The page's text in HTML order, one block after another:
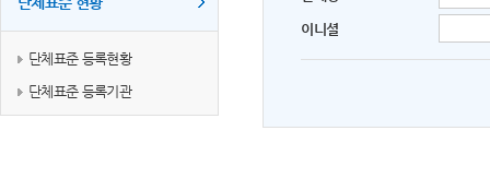
단체표준 등록현황
단체표준 등록기관
이니셜